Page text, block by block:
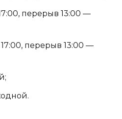
перерыв 13:00 —
перерыв 13:00 —